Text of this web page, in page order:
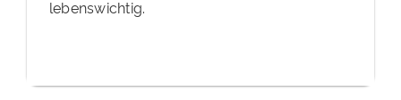
lebenswichtig.